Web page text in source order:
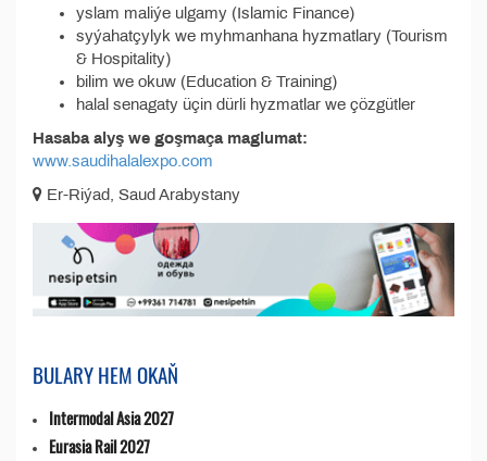
yslam maliýe ulgamy (Islamic Finance)
syýahatçylyk we myhmanhana hyzmatlary (Tourism
& Hospitality)
bilim we okuw (Education & Training)
halal senagaty üçin dürli hyzmatlar we çözgütler
Hasaba alyş we goşmaça maglumat:
www.saudihalalexpo.com
Er-Riýad, Saud Arabystany
BULARY HEM OKAŇ
Intermodal Asia 2027
Eurasia Rail 2027